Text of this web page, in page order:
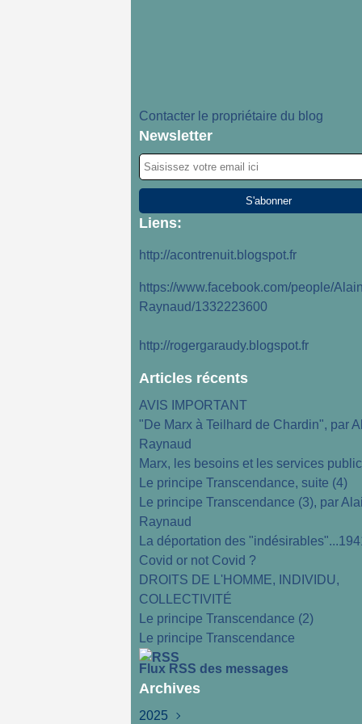
Contacter le propriétaire du blog
Newsletter
Liens:
http://acontrenuit.blogspot.fr
https://www.facebook.com/people/
Raynaud/1332223600
http://rogergaraudy.blogspot.fr
Articles récents
AVIS IMPORTANT
"De Marx à Teilhard de Chardin", par
Raynaud
Marx, les besoins et les services
Le principe Transcendance, suite (4)
Le principe Transcendance (3), par
Raynaud
La déportation des
Covid or not Covid ?
DROITS DE L'HOMME, INDIVIDU,
COLLECTIVITÉ
Le principe Transcendance (2)
Le principe Transcendance
Flux RSS des messages
Archives
2025